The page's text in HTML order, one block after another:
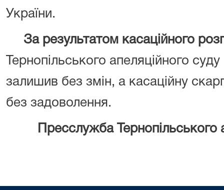
України.
За результатом касаційного
Тернопільського апеляційного
залишив без змін, а касаційну
без задоволення.
Пресслужба Тернопільського